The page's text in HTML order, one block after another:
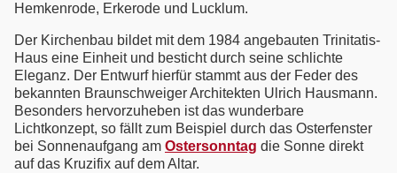
Hemkenrode, Erkerode und Lucklum.
Der Kirchenbau bildet mit dem 1984 angebauten Trinitatis-
Haus eine Einheit und besticht durch seine schlichte
Eleganz. Der Entwurf hierfür stammt aus der Feder des
bekannten Braunschweiger Architekten Ulrich Hausmann.
Besonders hervorzuheben ist das wunderbare
Lichtkonzept, so fällt zum Beispiel durch das Osterfenster
bei Sonnenaufgang am Ostersonntag die Sonne direkt
auf das Kruzifix auf dem Altar.